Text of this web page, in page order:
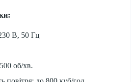
В, 50 Гц
об/хв.